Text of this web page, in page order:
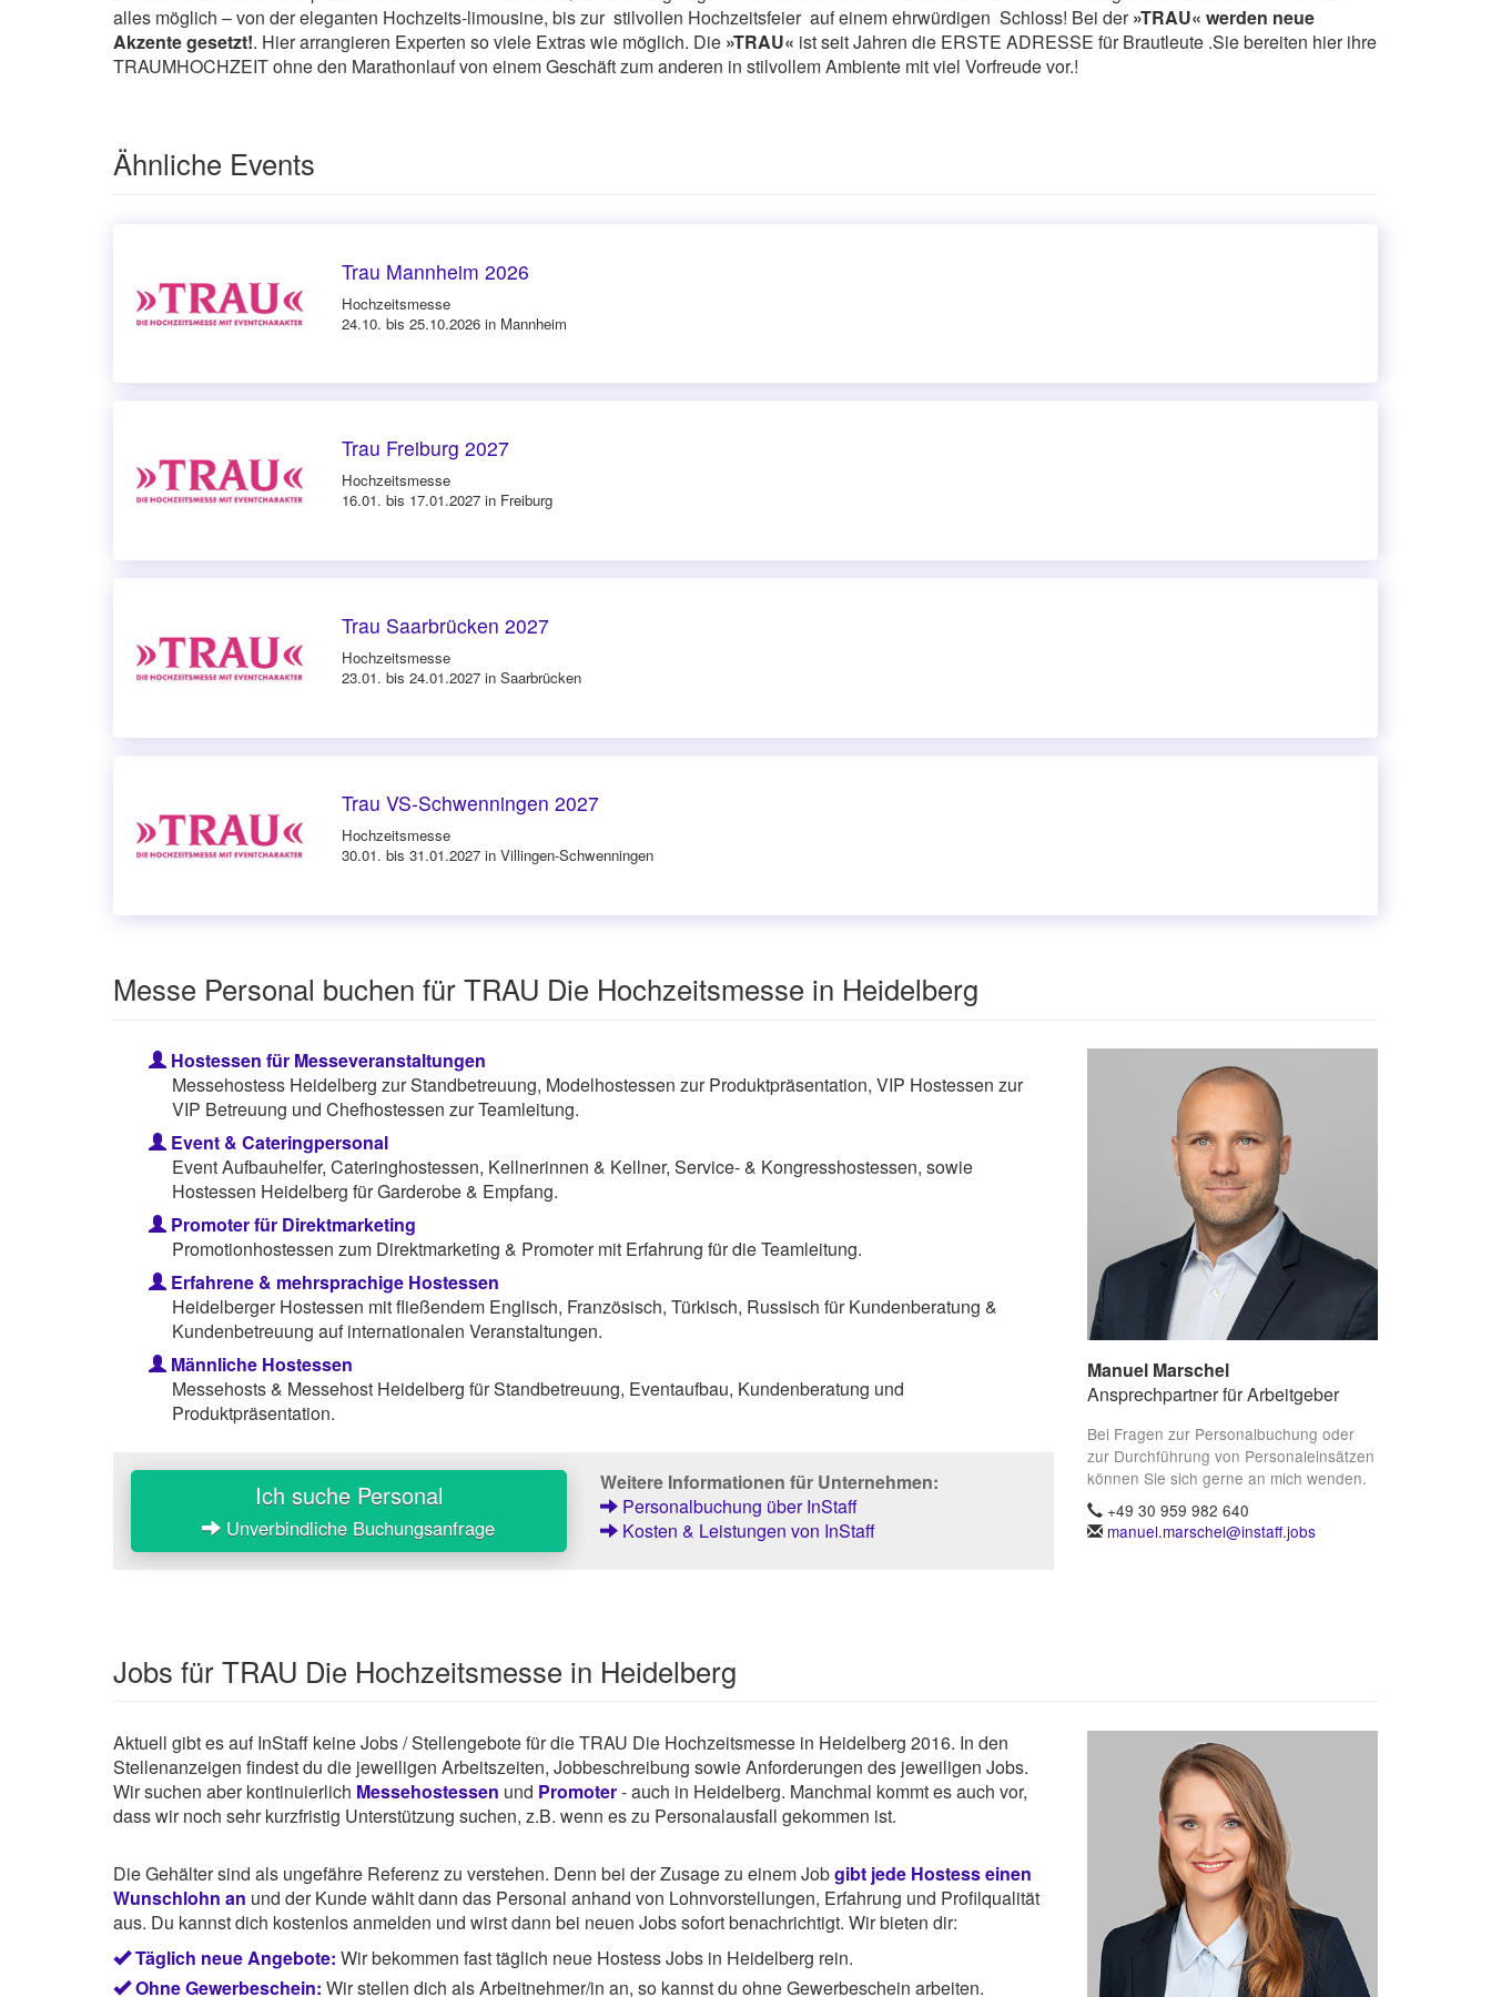
alles möglich – von der eleganten Hochzeits-limousine, bis zur stilvollen Hochzeitsfeier auf einem ehrwürdigen Schloss! Bei der»TRAU« werden neue
Akzente gesetzt!. Hier arrangieren Experten so viele Extras wie möglich. Die »TRAU« ist seit Jahren die ERSTE ADRESSE für Brautleute .Sie bereiten hier ihre
TRAUMHOCHZEIT ohne den Marathonlauf von einem Geschäft zum anderen in stilvollem Ambiente mit viel Vorfreude vor.!
Ähnliche Events
Trau Mannheim 2026
Hochzeitsmesse
24.10. bis 25.10.2026 in Mannheim
Trau Freiburg 2027
Hochzeitsmesse
16.01. bis 17.01.2027 in Freiburg
Trau Saarbrücken 2027
Hochzeitsmesse
23.01. bis 24.01.2027 in Saarbrücken
Trau VS-Schwenningen 2027
Hochzeitsmesse
30.01. bis 31.01.2027 in Villingen-Schwenningen
Messe Personal buchen für TRAU Die Hochzeitsmesse in Heidelberg
Hostessen für Messeveranstaltungen
Messehostess Heidelberg zur Standbetreuung, Modelhostessen zur Produktpräsentation, VIP Hostessen zur
VIP Betreuung und Chefhostessen zur Teamleitung.
Event & Cateringpersonal
Event Aufbauhelfer, Cateringhostessen, Kellnerinnen & Kellner, Service- & Kongresshostessen, sowie
Hostessen Heidelberg für Garderobe & Empfang.
Promoter für Direktmarketing
Promotionhostessen zum Direktmarketing & Promoter mit Erfahrung für die Teamleitung.
Erfahrene & mehrsprachige Hostessen
Heidelberger Hostessen mit fließendem Englisch, Französisch, Türkisch, Russisch für Kundenberatung &
Kundenbetreuung auf internationalen Veranstaltungen.
Männliche Hostessen
Messehosts & Messehost Heidelberg für Standbetreuung, Eventaufbau, Kundenberatung und
Produktpräsentation.
Ich suche Personal
Unverbindliche Buchungsanfrage
Weitere Informationen für Unternehmen:
Personalbuchung über InStaff
Kosten & Leistungen von InStaff
Manuel Marschel
Ansprechpartner für Arbeitgeber
Bei Fragen zur Personalbuchung oder
zur Durchführung von Personaleinsätzen
können Sie sich gerne an mich wenden.
+49 30 959 982 640
manuel.marschel@instaff.jobs
Jobs für TRAU Die Hochzeitsmesse in Heidelberg
Aktuell gibt es auf InStaff keine Jobs / Stellengebote für die TRAU Die Hochzeitsmesse in Heidelberg 2016. In den
Stellenanzeigen findest du die jeweiligen Arbeitszeiten, Jobbeschreibung sowie Anforderungen des jeweiligen Jobs.
Wir suchen aber kontinuierlich Messehostessen und Promoter- auch in Heidelberg. Manchmal kommt es auch vor,
dass wir noch sehr kurzfristig Unterstützung suchen, z.B. wenn es zu Personalausfall gekommen ist.
Die Gehälter sind als ungefähre Referenz zu verstehen. Denn bei der Zusage zu einem Jobgibt jede Hostess einen
Wunschlohn an und der Kunde wählt dann das Personal anhand von Lohnvorstellungen, Erfahrung und Profilqualität
aus. Du kannst dich kostenlos anmelden und wirst dann bei neuen Jobs sofort benachrichtigt. Wir bieten dir:
Täglich neue Angebote: Wir bekommen fast täglich neue Hostess Jobs in Heidelberg rein.
Ohne Gewerbeschein: Wir stellen dich als Arbeitnehmer/in an, so kannst du ohne Gewerbeschein arbeiten.